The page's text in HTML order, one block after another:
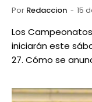
Por Redaccion 15
Los
iniciarán este
27. Cómo se